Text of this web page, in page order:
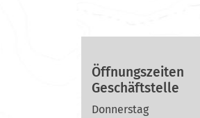
Öffnungszeiten
Geschäftstelle
Donnerstag